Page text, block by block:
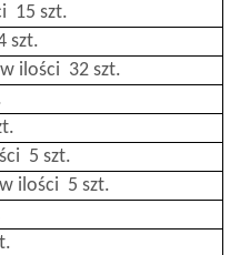
15 szt.
szt.
ilości 32 szt.
5 szt.
ilości 5 szt.